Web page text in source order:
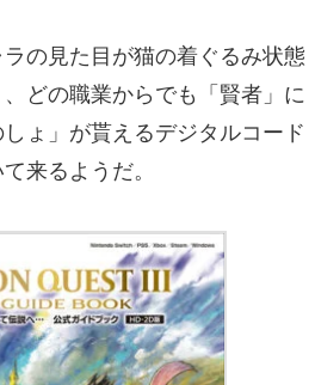
の見た目が猫の着ぐるみ状態
どの職業からでも「賢者」に
ょ」が貰えるデジタルコード
来るようだ。